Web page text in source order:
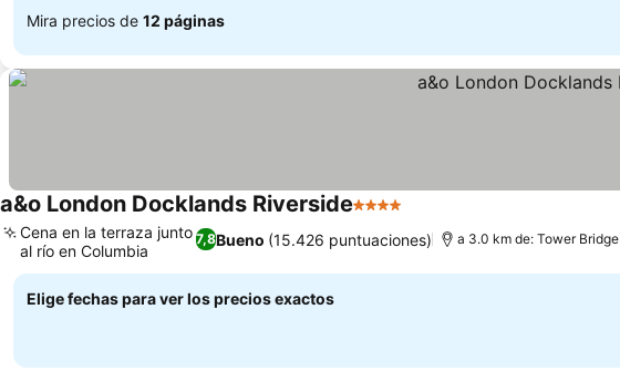
Mira precios de 12 páginas
a&o London Docklands Riverside4 Estrellas
7,8Bueno (15.426 puntuaciones)
Cena en la terraza junto
al río en Columbia
a 3.0 km de: Tower Bridge
Elige fechas para ver los precios exactos